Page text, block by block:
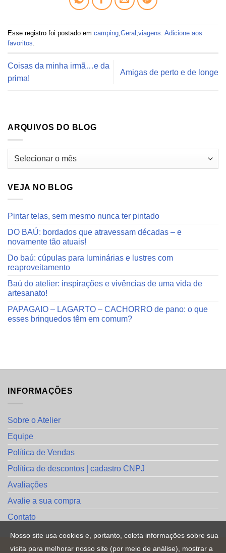
Esse registro foi postado em camping,Geral ,viagens. Adicione aos
favoritos.
Coisas da minha irmã…e da
prima!
Amigas de perto e de longe
ARQUIVOS DO BLOG
Arquivos
VEJA NO BLOG
Pintar telas, sem mesmo nunca ter pintado
DO BAÚ: bordados que atravessam décadas – e
novamente tão atuais!
Do baú: cúpulas para luminárias e lustres com
reaproveitamento
Baú do atelier: inspirações e vivências de uma vida de
artesanato!
PAPAGAIO – LAGARTO – CACHORRO de pano: o que
esses brinquedos têm em comum?
INFORMAÇÕES
Sobre o Atelier
Equipe
Política de Vendas
Política de descontos | cadastro CNPJ
Avaliações
Avalie a sua compra
Contato
Nosso site usa cookies e, portanto, coleta informações sobre sua
visita para melhorar nosso site (por meio de análise), mostrar a